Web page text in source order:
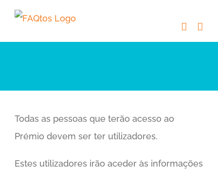
Skip
content
Todas as pessoas que terão acesso ao
Prémio devem ser ter utilizadores.
Estes utilizadores irão aceder às informações